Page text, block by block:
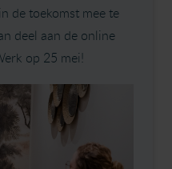
de toekomst mee te
deel aan de online
op 25 mei!